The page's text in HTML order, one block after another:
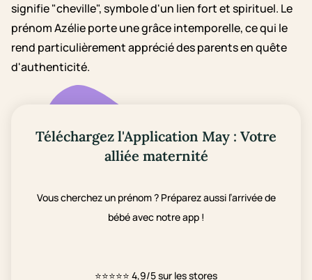
signifie "cheville", symbole d'un lien fort et spirituel. Le
prénom Azélie porte une grâce intemporelle, ce qui le
rend particulièrement apprécié des parents en quête
d'authenticité.
Téléchargez l'Application May : Votre
alliée maternité
Vous cherchez un prénom ? Préparez aussi l’arrivée de
bébé avec notre app !
⭐⭐⭐⭐⭐ 4,9/5 sur les stores